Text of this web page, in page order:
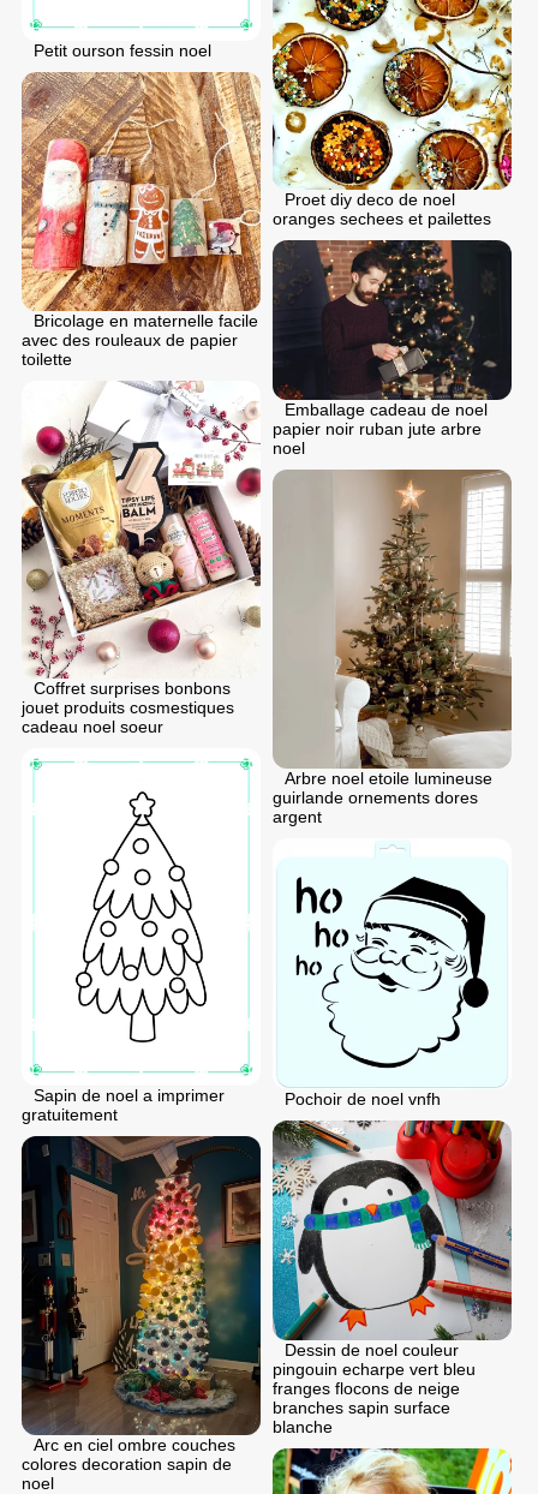
Petit ourson fessin noel
Proet diy deco de noel
oranges sechees et pailettes
Bricolage en maternelle facile
avec des rouleaux de papier
toilette
Emballage cadeau de noel
papier noir ruban jute arbre
noel
Coffret surprises bonbons
jouet produits cosmestiques
cadeau noel soeur
Arbre noel etoile lumineuse
guirlande ornements dores
argent
Sapin de noel a imprimer
gratuitement
Pochoir de noel vnfh
Dessin de noel couleur
pingouin echarpe vert bleu
franges flocons de neige
branches sapin surface
blanche
Arc en ciel ombre couches
colores decoration sapin de
noel